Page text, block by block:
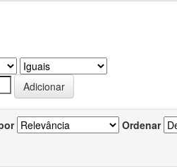
Ordenar